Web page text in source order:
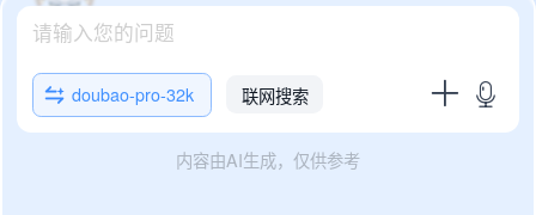
doubao-pro-32k 联网搜索
内容由AI生成，仅供参考